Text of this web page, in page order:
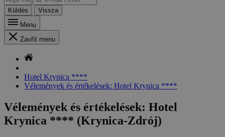
Küldés
Vissza
Menu
Zavřít menu
Hotel Krynica ****
Vélemények és értékelések: Hotel Krynica ****
Vélemények és értékelések: Hotel
Krynica **** (Krynica-Zdrój)